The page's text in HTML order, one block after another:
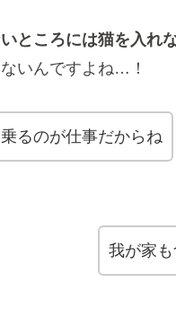
ところには猫を入れ
いんですよね…！
るのが仕事だからね
我が家